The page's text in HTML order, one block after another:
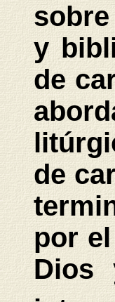
y
de
de
por
Dios